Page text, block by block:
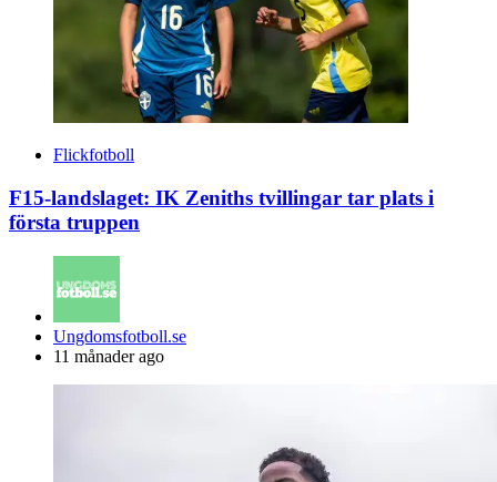
Flickfotboll
F15-landslaget: IK Zeniths tvillingar tar plats i
första truppen
Posted
by
Ungdomsfotboll.se
11 månader ago